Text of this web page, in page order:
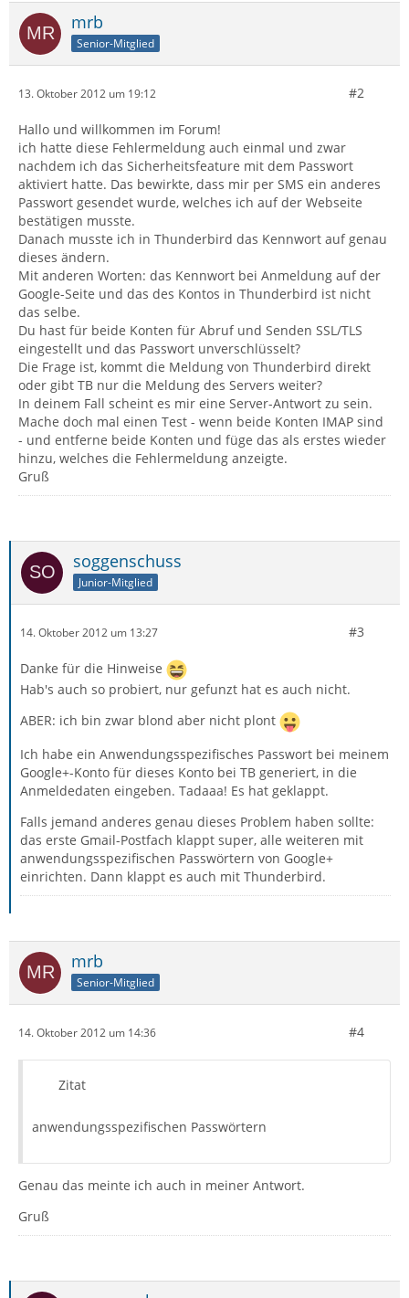
mrb
Senior-Mitglied
13. Oktober 2012 um 19:12 #2
Hallo und willkommen im Forum!
ich hatte diese Fehlermeldung auch einmal und zwar
nachdem ich das Sicherheitsfeature mit dem Passwort
aktiviert hatte. Das bewirkte, dass mir per SMS ein anderes
Passwort gesendet wurde, welches ich auf der Webseite
bestätigen musste.
Danach musste ich in Thunderbird das Kennwort auf genau
dieses ändern.
Mit anderen Worten: das Kennwort bei Anmeldung auf der
Google-Seite und das des Kontos in Thunderbird ist nicht
das selbe.
Du hast für beide Konten für Abruf und Senden SSL/TLS
eingestellt und das Passwort unverschlüsselt?
Die Frage ist, kommt die Meldung von Thunderbird direkt
oder gibt TB nur die Meldung des Servers weiter?
In deinem Fall scheint es mir eine Server-Antwort zu sein.
Mache doch mal einen Test - wenn beide Konten IMAP sind
- und entferne beide Konten und füge das als erstes wieder
hinzu, welches die Fehlermeldung anzeigte.
Gruß
soggenschuss
Junior-Mitglied
14. Oktober 2012 um 13:27 #3
Danke für die Hinweise
Hab's auch so probiert, nur gefunzt hat es auch nicht.
ABER: ich bin zwar blond aber nicht plont
Ich habe ein Anwendungsspezifisches Passwort bei meinem
Google+-Konto für dieses Konto bei TB generiert, in die
Anmeldedaten eingeben. Tadaaa! Es hat geklappt.
Falls jemand anderes genau dieses Problem haben sollte:
das erste Gmail-Postfach klappt super, alle weiteren mit
anwendungsspezifischen Passwörtern von Google+
einrichten. Dann klappt es auch mit Thunderbird.
mrb
Senior-Mitglied
14. Oktober 2012 um 14:36 #4
Zitat
anwendungsspezifischen Passwörtern
Genau das meinte ich auch in meiner Antwort.
Gruß